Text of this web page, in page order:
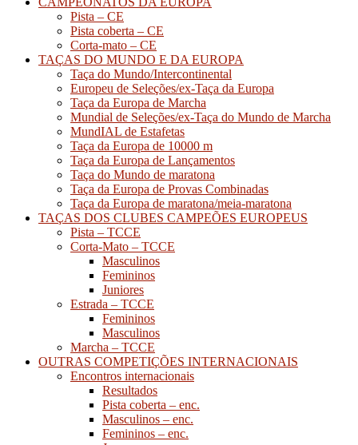
Pista – CE
Pista coberta – CE
Corta-mato – CE
TAÇAS DO MUNDO E DA EUROPA
Taça do Mundo/Intercontinental
Europeu de Seleções/ex-Taça da Europa
Taça da Europa de Marcha
Mundial de Seleções/ex-Taça do Mundo de Marcha
MundIAL de Estafetas
Taça da Europa de 10000 m
Taça da Europa de Lançamentos
Taça do Mundo de maratona
Taça da Europa de Provas Combinadas
Taça da Europa de maratona/meia-maratona
TAÇAS DOS CLUBES CAMPEÕES EUROPEUS
Pista – TCCE
Corta-Mato – TCCE
Masculinos
Femininos
Juniores
Estrada – TCCE
Femininos
Masculinos
Marcha – TCCE
OUTRAS COMPETIÇÕES INTERNACIONAIS
Encontros internacionais
Resultados
Pista coberta – enc.
Masculinos – enc.
Femininos – enc.